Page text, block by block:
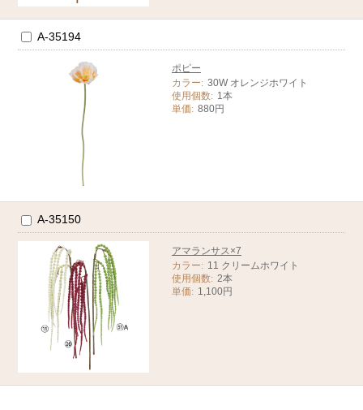
A-35194
ポピー
カラー: 30W オレンジホワイト
使用個数: 1本
単価: 880円
A-35150
アマランサス×7
カラー: 11 クリームホワイト
使用個数: 2本
単価: 1,100円